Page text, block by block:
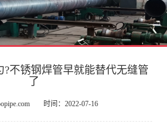
?不锈钢焊管早就能替代无缝管
了
时间：2022-07-16